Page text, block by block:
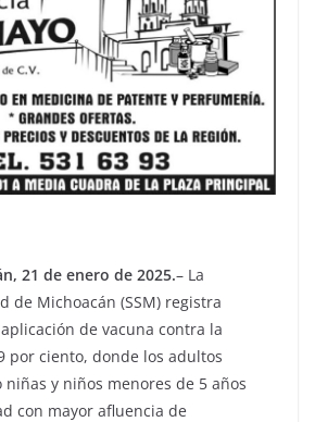
21 de enero de 2025.– La
de Michoacán (SSM) registra
de vacuna contra la
por ciento, donde los adultos
niñas y niños menores de 5 años
con mayor afluencia de